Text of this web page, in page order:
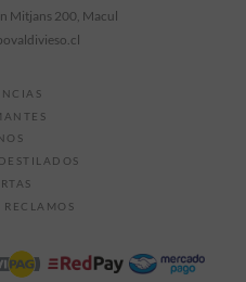
Mitjans 200, Macul